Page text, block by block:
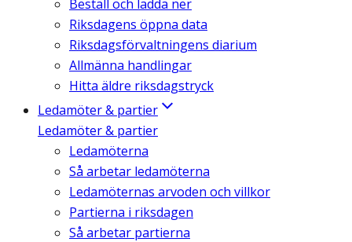
Beställ och ladda ner
Riksdagens öppna data
Riksdagsförvaltningens diarium
Allmänna handlingar
Hitta äldre riksdagstryck
Ledamöter & partier
Ledamöter & partier
Ledamöterna
Så arbetar ledamöterna
Ledamöternas arvoden och villkor
Partierna i riksdagen
Så arbetar partierna